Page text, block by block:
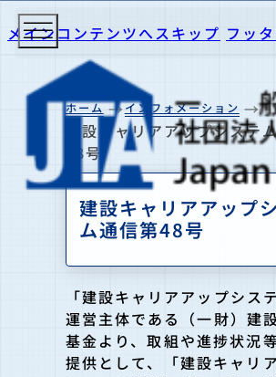
メインコンテンツへスキップ フッ
ホーム インフォメーション
建設キャリアアップシステ
48号
建設キャリアアップ
ム通信第48号
「建設キャリアアップシス
運営主体である（一財）建
基金より、取組や進捗状況
提供として、「建設キャリ